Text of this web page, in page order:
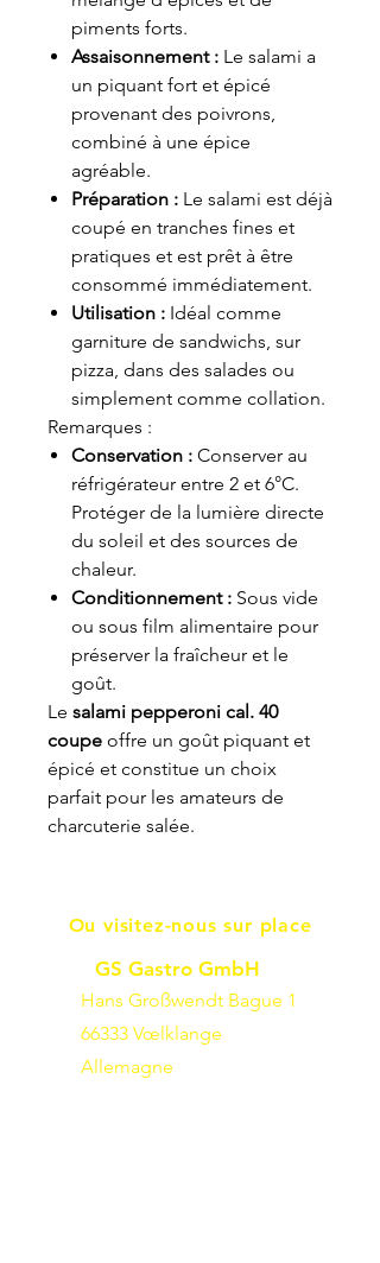
piments forts.
Assaisonnement : Le salami a
un piquant fort et épicé
provenant des poivrons,
combiné à une épice
agréable.
Préparation : Le salami est déjà
coupé en tranches fines et
pratiques et est prêt à être
consommé immédiatement.
Utilisation : Idéal comme
garniture de sandwichs, sur
pizza, dans des salades ou
simplement comme collation.
Remarques :
Conservation : Conserver au
réfrigérateur entre 2 et 6°C.
Protéger de la lumière directe
du soleil et des sources de
chaleur.
Conditionnement : Sous vide
ou sous film alimentaire pour
préserver la fraîcheur et le
goût.
Le salami pepperoni cal. 40
coupe offre un goût piquant et
épicé et constitue un choix
parfait pour les amateurs de
charcuterie salée.
Ou visitez-nous sur place
GS Gastro GmbH
Hans Großwendt Bague 1
66333 Vœlklange
Allemagne